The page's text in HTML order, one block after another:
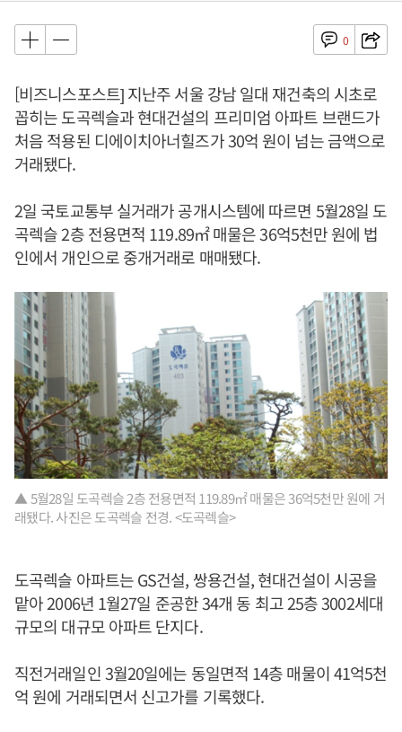
0
[비즈니스포스트] 지난주 서울 강남 일대 재건축의 시초로
꼽히는 도곡렉슬과 현대건설의 프리미엄 아파트 브랜드가
처음 적용된 디에이치아너힐즈가 30억 원이 넘는 금액으로
거래됐다.
2일 국토교통부 실거래가 공개시스템에 따르면 5월28일 도
곡렉슬 2층 전용면적 119.89㎡ 매물은 36억5천만 원에 법
인에서 개인으로 중개거래로 매매됐다.
▲ 5월28일 도곡렉슬 2층 전용면적 119.89㎡ 매물은 36억5천만 원에 거
래됐다. 사진은 도곡렉슬 전경. <도곡렉슬>
도곡렉슬 아파트는 GS건설, 쌍용건설, 현대건설이 시공을
맡아 2006년 1월27일 준공한 34개 동 최고 25층 3002세대
규모의 대규모 아파트 단지다.
직전거래일인 3월20일에는 동일면적 14층 매물이 41억5천
억 원에 거래되면서 신고가를 기록했다.